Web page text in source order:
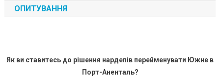
ОПИТУВАННЯ
Як ви ставитесь до рішення нардепів перейменувати Южне в
Порт-Аненталь?